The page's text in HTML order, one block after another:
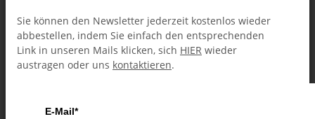
Sie können den Newsletter jederzeit kostenlos wieder
abbestellen, indem Sie einfach den entsprechenden
Link in unseren Mails klicken, sich HIER wieder
austragen oder uns kontaktieren.
E-Mail*